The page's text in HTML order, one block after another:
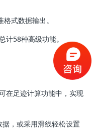
式数据输出。
计58种高级功能。
在足迹计算功能中，实现
，或采用滑线轻松设置